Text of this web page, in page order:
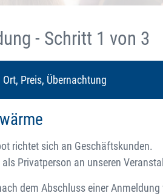
- Schritt 1 von 3
Ort, Preis, Übernachtung
richtet sich an Geschäftskunden.
Privatperson an unseren
dem Abschluss einer